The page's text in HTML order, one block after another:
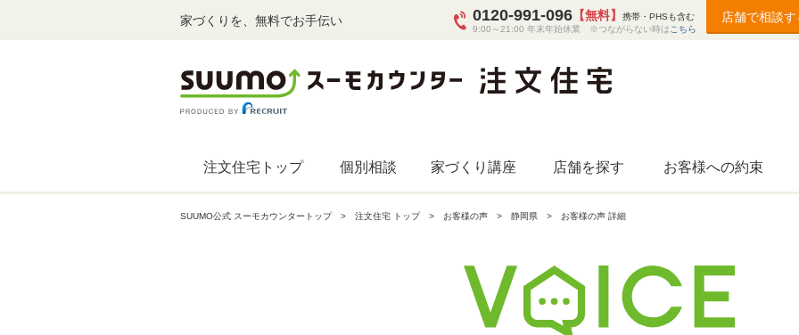
家づくりを、無料でお手伝い 0120-991-096 【無料】
携帯・PHSも含む
9:00～21:00 年末年始休業 ※つながらない時は こちら
店舗で相談す
注文住宅トップ 個別相談 家づくり講座 店舗を探す お客様への約束
SUUMO公式 スーモカウンタートップ 注文住宅 トップ お客様の声 静岡県 お客様の声 詳細